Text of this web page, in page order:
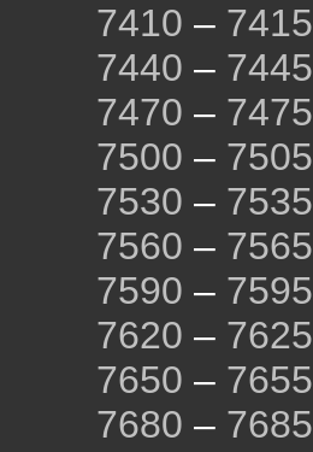
7410 – 7415
7440 – 7445
7470 – 7475
7500 – 7505
7530 – 7535
7560 – 7565
7590 – 7595
7620 – 7625
7650 – 7655
7680 – 7685